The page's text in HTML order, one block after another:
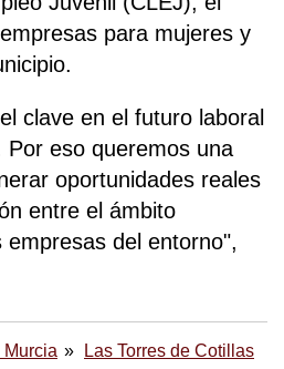
para mujeres y
clave en el futuro laboral
Por eso queremos una
oportunidades reales
entre el ámbito
del entorno",
Murcia Las Torres de Cotillas